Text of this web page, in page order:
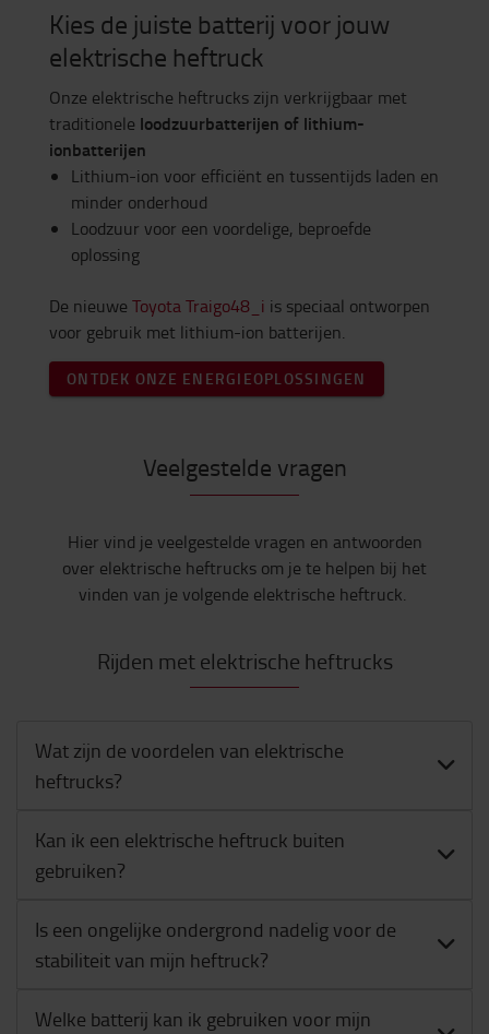
Kies de juiste batterij voor jouw
elektrische heftruck
Onze elektrische heftrucks zijn verkrijgbaar met
traditionele loodzuurbatterijen of lithium-
ionbatterijen
Lithium-ion voor efficiënt en tussentijds laden en
minder onderhoud
Loodzuur voor een voordelige, beproefde
oplossing
De nieuwe Toyota Traigo48_i is speciaal ontworpen
voor gebruik met lithium-ion batterijen.
ONTDEK ONZE ENERGIEOPLOSSINGEN
Veelgestelde vragen
Hier vind je veelgestelde vragen en antwoorden
over elektrische heftrucks om je te helpen bij het
vinden van je volgende elektrische heftruck.
Rijden met elektrische heftrucks
Wat zijn de voordelen van elektrische
heftrucks?
Kan ik een elektrische heftruck buiten
gebruiken?
Is een ongelijke ondergrond nadelig voor de
stabiliteit van mijn heftruck?
Welke batterij kan ik gebruiken voor mijn